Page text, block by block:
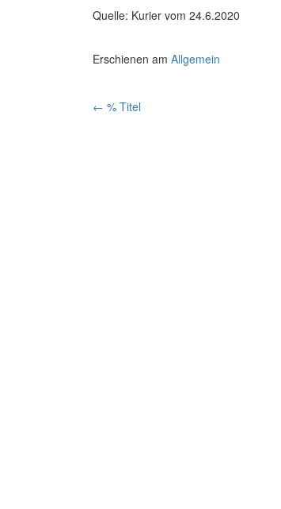
Quelle: Kurier vom 24.6.2020
Erschienen am Allgemein
Artikelnavigation
← % Titel